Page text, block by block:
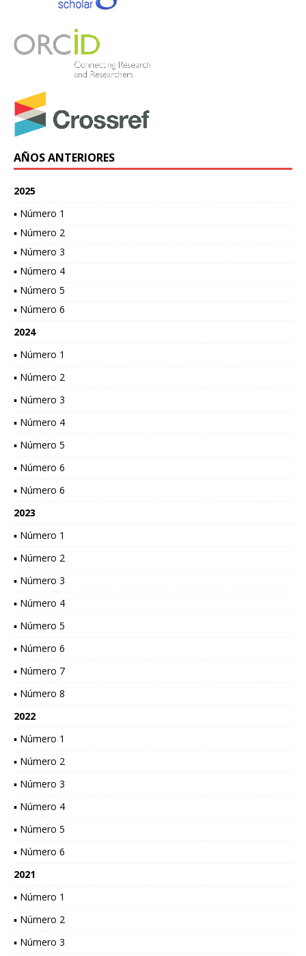
AÑOS ANTERIORES
2025
▪ Número 1
▪ Número 2
▪ Número 3
▪ Número 4
▪ Número 5
▪ Número 6
2024
▪ Número 1
▪ Número 2
▪ Número 3
▪ Número 4
▪ Número 5
▪ Número 6
▪ Número 6
2023
▪ Número 1
▪ Número 2
▪ Número 3
▪ Número 4
▪ Número 5
▪ Número 6
▪ Número 7
▪ Número 8
2022
▪ Número 1
▪ Número 2
▪ Número 3
▪ Número 4
▪ Número 5
▪ Número 6
2021
▪ Número 1
▪ Número 2
▪ Número 3